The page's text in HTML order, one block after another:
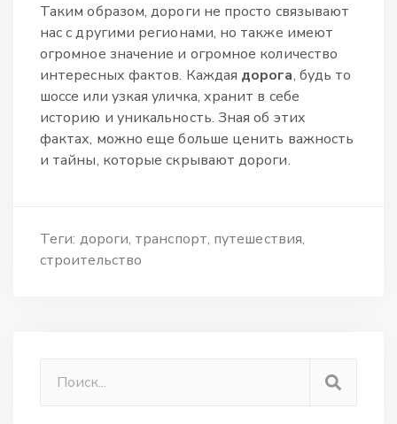
Таким образом, дороги не просто связывают
нас с другими регионами, но также имеют
огромное значение и огромное количество
интересных фактов. Каждая дорога, будь то
шоссе или узкая уличка, хранит в себе
историю и уникальность. Зная об этих
фактах, можно еще больше ценить важность
и тайны, которые скрывают дороги.
Теги: дороги транспорт путешествия
строительство